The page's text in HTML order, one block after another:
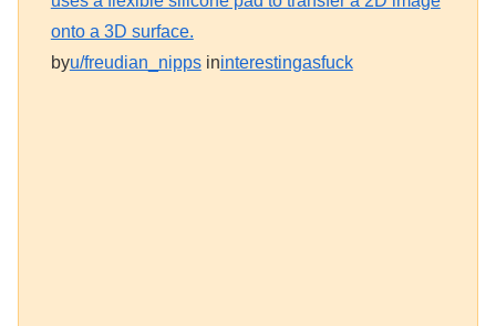
onto a 3D surface.
byu/freudian_nippsininterestingasfuck